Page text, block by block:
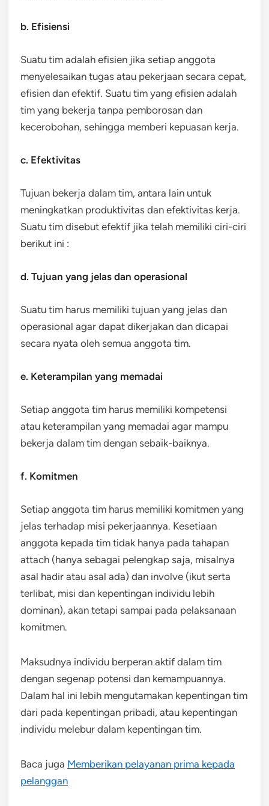
b. Efisiensi
Suatu tim adalah efisien jika setiap anggota
menyelesaikan tugas atau pekerjaan secara cepat,
efisien dan efektif. Suatu tim yang efisien adalah
tim yang bekerja tanpa pemborosan dan
kecerobohan, sehingga memberi kepuasan kerja.
c. Efektivitas
Tujuan bekerja dalam tim, antara lain untuk
meningkatkan produktivitas dan efektivitas kerja.
Suatu tim disebut efektif jika telah memiliki ciri-ciri
berikut ini :
d. Tujuan yang jelas dan operasional
Suatu tim harus memiliki tujuan yang jelas dan
operasional agar dapat dikerjakan dan dicapai
secara nyata oleh semua anggota tim.
e. Keterampilan yang memadai
Setiap anggota tim harus memiliki kompetensi
atau keterampilan yang memadai agar mampu
bekerja dalam tim dengan sebaik-baiknya.
f. Komitmen
Setiap anggota tim harus memiliki komitmen yang
jelas terhadap misi pekerjaannya. Kesetiaan
anggota kepada tim tidak hanya pada tahapan
attach (hanya sebagai pelengkap saja, misalnya
asal hadir atau asal ada) dan involve (ikut serta
terlibat, misi dan kepentingan individu lebih
dominan), akan tetapi sampai pada pelaksanaan
komitmen.
Maksudnya individu berperan aktif dalam tim
dengan segenap potensi dan kemampuannya.
Dalam hal ini lebih mengutamakan kepentingan tim
dari pada kepentingan pribadi, atau kepentingan
individu melebur dalam kepentingan tim.
Baca juga Memberikan pelayanan prima kepada
pelanggan